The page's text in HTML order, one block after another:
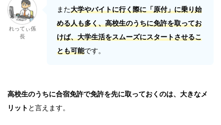
れってぃ係
長
また大学やバイトに行く際に「原付」に乗り始
める人も多く、高校生のうちに免許を取ってお
けば、大学生活をスムーズにスタートさせるこ
とも可能です。
高校生のうちに合宿免許で免許を先に取っておくのは、大きなメ
リット と言えます。